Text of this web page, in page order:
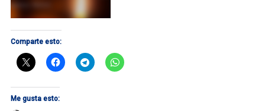
Comparte esto:
Me gusta esto: